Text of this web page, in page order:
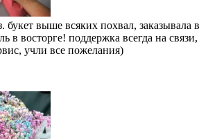
букет выше всяких похвал, заказывала в
в восторге! поддержка всегда на связи,
учли все пожелания)